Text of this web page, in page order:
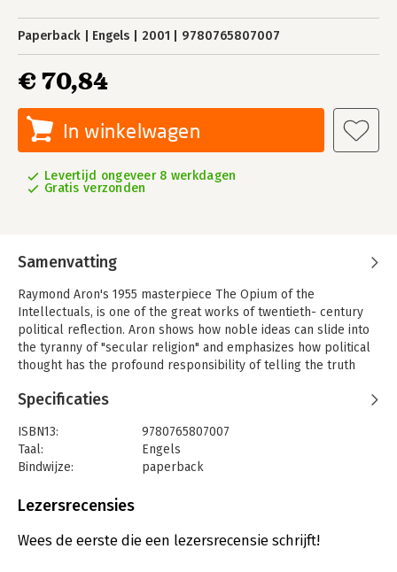
Paperback Engels 2001 9780765807007
€ 70,84
In winkelwagen
Levertijd ongeveer 8 werkdagen
Gratis verzonden
Samenvatting
Raymond Aron's 1955 masterpiece The Opium of the
Intellectuals, is one of the great works of twentieth- century
political reflection. Aron shows how noble ideas can slide into
the tyranny of "secular religion" and emphasizes how political
thought has the profound responsibility of telling the truth
imperfections and tragic complexities.
the Revolution, and the Proletariat. Each of these ideas, Aron
shows, are ideological, mystifying rather than illuminating. He
also provides a fascinating sociology of intellectual life and a
restrained prose for which he is justly famous.
Anderson as part of Transaction's ongoing "Aron Project,"
Specificaties
ISBN13:
9780765807007
Taal:
Engels
Bindwijze:
paperback
Hoofdrubriek:
Lezersrecensies
Wees de eerste die een lezersrecensie schrijft!